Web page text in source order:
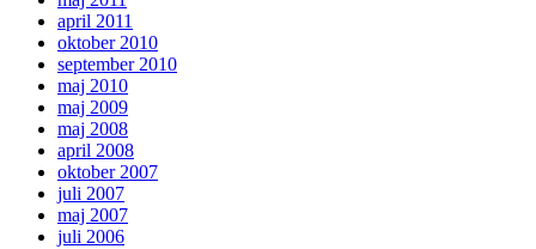
april 2011
oktober 2010
september 2010
maj 2010
maj 2009
maj 2008
april 2008
oktober 2007
juli 2007
maj 2007
juli 2006